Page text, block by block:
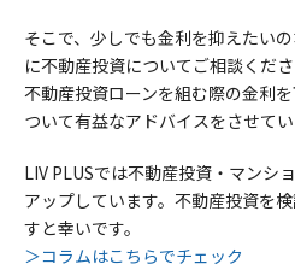
そこで、少しでも金利を抑えたい
に不動産投資についてご相談くださ
不動産投資ローンを組む際の金利
ついて有益なアドバイスをさせてい
LIV PLUSでは不動産投資・マンシ
アップしています。不動産投資を
すと幸いです。
＞コラムはこちらでチェック